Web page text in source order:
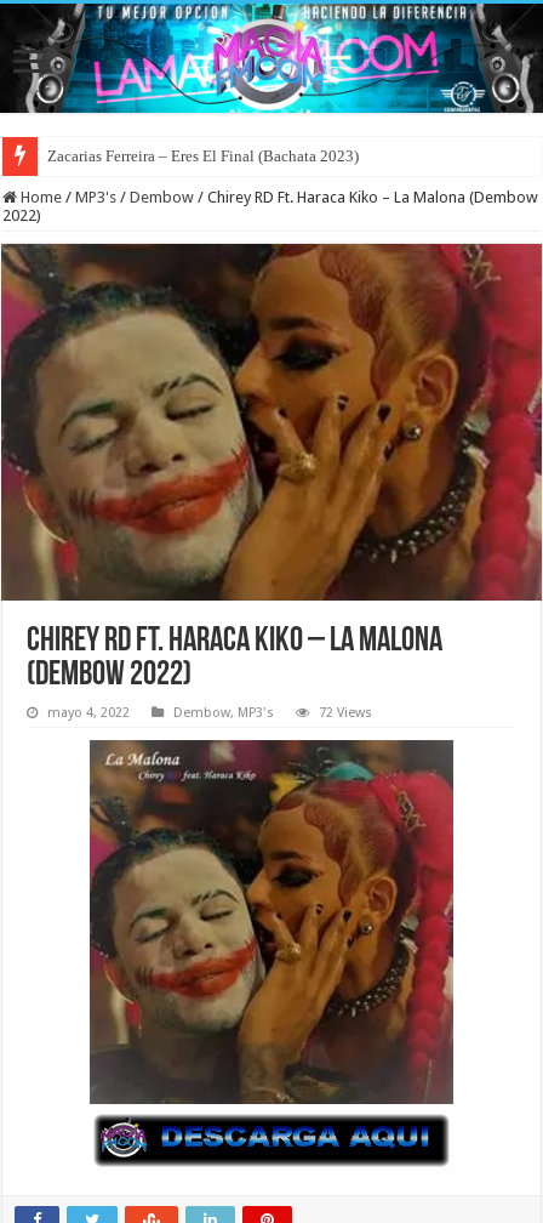
Zacarias Ferreira – Eres El Final (Bachata 2023)
Home / MP3's / Dembow / Chirey RD Ft. Haraca Kiko – La Malona (Dembow
2022)
Chirey RD Ft. Haraca Kiko – La Malona
(Dembow 2022)
mayo 4, 2022 Dembow, MP3's 72 Views